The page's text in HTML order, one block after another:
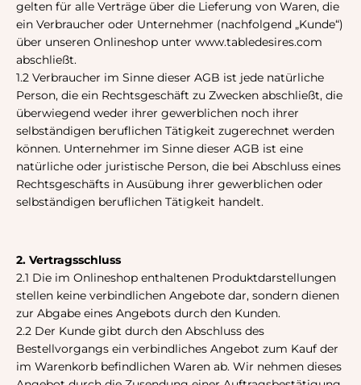
gelten für alle Verträge über die Lieferung von Waren, die
ein Verbraucher oder Unternehmer (nachfolgend „Kunde“)
über unseren Onlineshop unter www.tabledesires.com
abschließt.
1.2 Verbraucher im Sinne dieser AGB ist jede natürliche
Person, die ein Rechtsgeschäft zu Zwecken abschließt, die
überwiegend weder ihrer gewerblichen noch ihrer
selbständigen beruflichen Tätigkeit zugerechnet werden
können. Unternehmer im Sinne dieser AGB ist eine
natürliche oder juristische Person, die bei Abschluss eines
Rechtsgeschäfts in Ausübung ihrer gewerblichen oder
selbständigen beruflichen Tätigkeit handelt.
2. Vertragsschluss
2.1 Die im Onlineshop enthaltenen Produktdarstellungen
stellen keine verbindlichen Angebote dar, sondern dienen
zur Abgabe eines Angebots durch den Kunden.
2.2 Der Kunde gibt durch den Abschluss des
Bestellvorgangs ein verbindliches Angebot zum Kauf der
im Warenkorb befindlichen Waren ab. Wir nehmen dieses